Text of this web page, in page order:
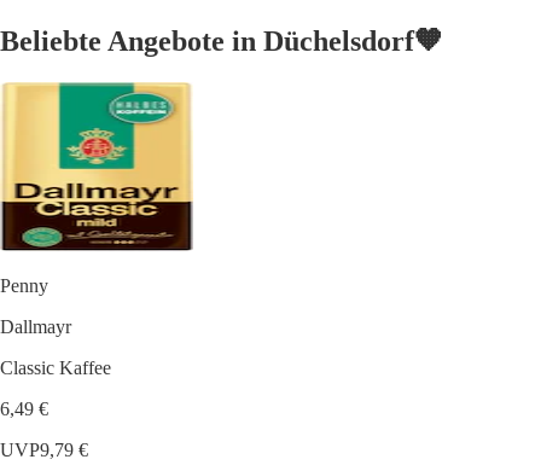
Beliebte Angebote in Düchelsdorf🧡
Penny
Dallmayr
Classic Kaffee
6,49 €
UVP9,79 €